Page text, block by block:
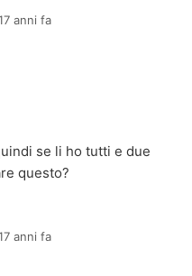
anni fa
se li ho tutti e due
questo?
anni fa